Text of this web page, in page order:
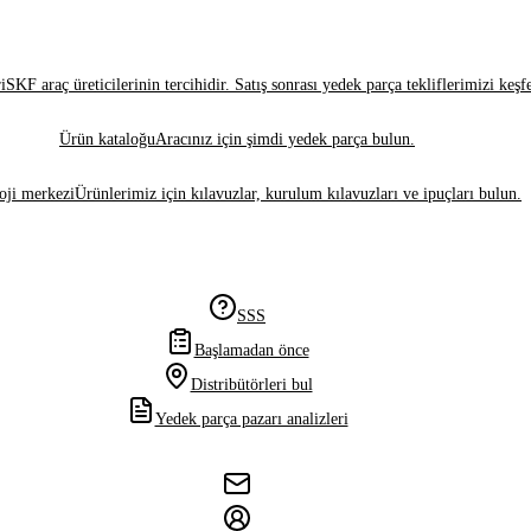
SKF araç üreticilerinin tercihidir. Satış sonrası yedek parça tekliflerimizi
Ürün kataloğuAracınız için şimdi yedek parça bulun.
merkeziÜrünlerimiz için kılavuzlar, kurulum kılavuzları ve ipuçları bulun.
SSS
Başlamadan önce
Distribütörleri bul
Yedek parça pazarı analizleri